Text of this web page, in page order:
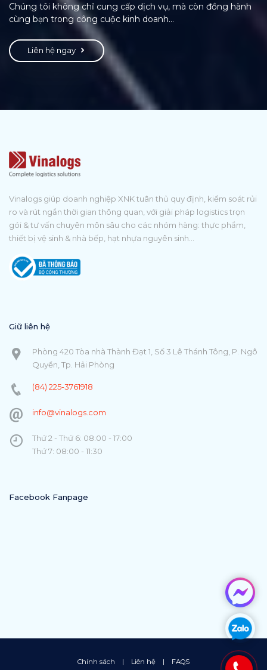
Chúng tôi không chỉ cung cấp dịch vụ, mà còn đồng hành
cùng bạn trong công cuộc kinh doanh...
Liên hệ ngay
Vinalogs giúp doanh nghiệp XNK tuân thủ quy định, kiểm soát rủi
ro và rút ngắn thời gian thông quan, với giải pháp logistics trọn
gói & tư vấn chuyên môn sâu cho các nhóm hàng: thực phẩm,
thiết bị vệ sinh & nhà bếp, hạt nhựa nguyên sinh...
Giữ liên hệ
Phòng 420 Tòa nhà Thành Đạt 1, Số 3 Lê Thánh Tông, P. Ngô
Quyền, Tp. Hải Phòng
(84) 225-3761918
info@vinalogs.com
Thứ 2 - Thứ 6: 08:00 - 17:00
Thứ 7: 08:00 - 11:30
Facebook Fanpage
Chính sách | Liên hệ | FAQS